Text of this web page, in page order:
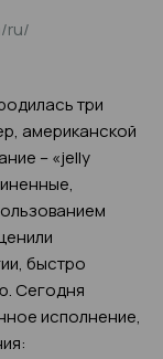
ru/
три
американской
– «jelly
быстро
Сегодня
исполнение,